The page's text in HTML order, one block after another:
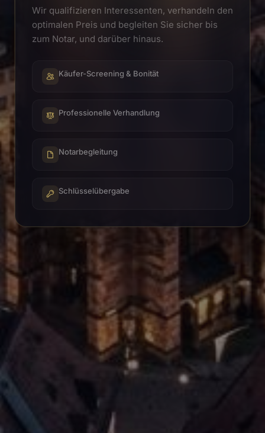
Wir qualifizieren Interessenten, verhandeln den
optimalen Preis und begleiten Sie sicher bis
zum Notar, und darüber hinaus.
Käufer-Screening & Bonität
Professionelle Verhandlung
Notarbegleitung
Schlüsselübergabe